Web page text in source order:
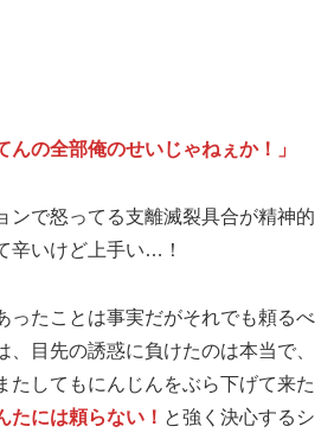
んの全部俺のせいじゃねぇか！」
ンで怒ってる支離滅裂具合が精神的
辛いけど上手い…！
ったことは事実だがそれでも頼るべ
、目先の誘惑に負けたのは本当で、
たしてもにんじんをぶら下げて来た
たには頼らない！ と強く決心するシ